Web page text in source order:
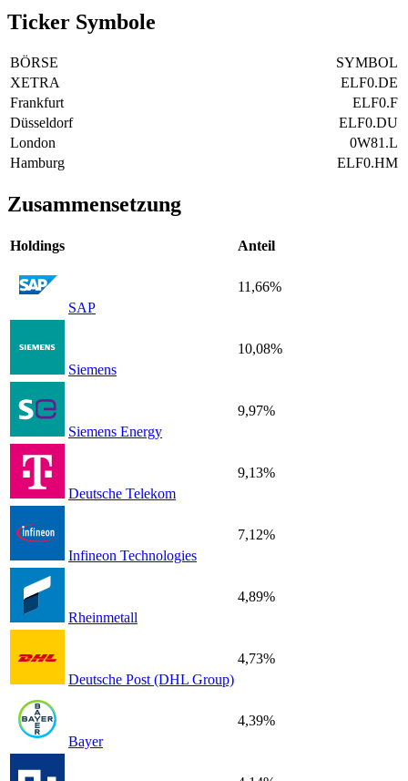
Ticker Symbole
BÖRSE
SYMBOL
XETRA
ELF0.DE
Frankfurt
ELF0.F
Düsseldorf
ELF0.DU
London
0W81.L
Hamburg
ELF0.HM
Zusammensetzung
Holdings Anteil
SAP
11,66%
Siemens
10,08%
Siemens Energy
9,97%
Deutsche Telekom
9,13%
Infineon Technologies
7,12%
Rheinmetall
4,89%
Deutsche Post (DHL Group)
4,73%
Bayer
4,39%